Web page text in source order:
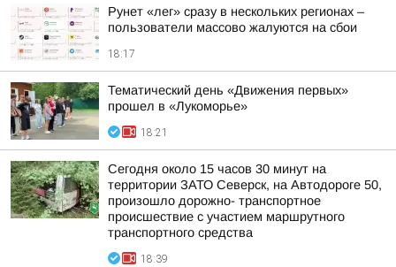
Рунет «лег» сразу в нескольких регионах –
пользователи массово жалуются на сбои
18:17
Тематический день «Движения первых»
прошел в «Лукоморье»
18:21
Сегодня около 15 часов 30 минут на
территории ЗАТО Северск, на Автодороге 50,
произошло дорожно- транспортное
происшествие с участием маршрутного
транспортного средства
18:39